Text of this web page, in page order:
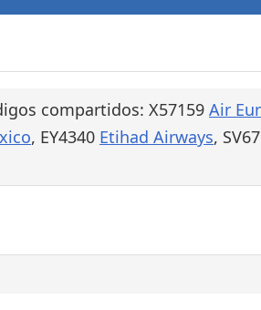
compartidos: X57159 Air
, EY4340 Etihad Airways,